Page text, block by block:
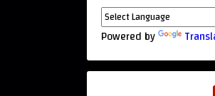
Powered by